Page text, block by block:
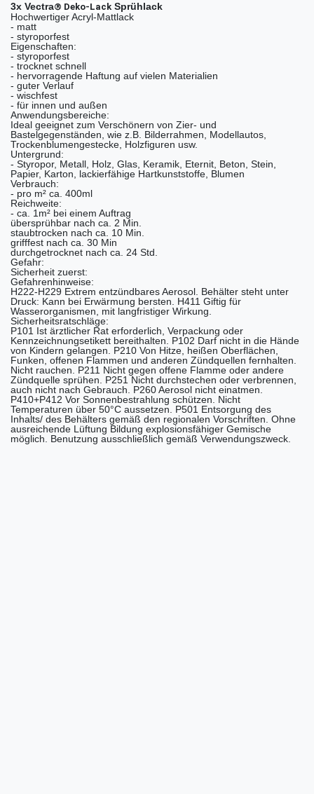
3x Vectra® Deko-Lack Sprühlack
Hochwertiger Acryl-Mattlack
- matt
- styroporfest
Eigenschaften:
- styroporfest
- trocknet schnell
- hervorragende Haftung auf vielen Materialien
- guter Verlauf
- wischfest
- für innen und außen
Anwendungsbereiche:
Ideal geeignet zum Verschönern von Zier- und
Bastelgegenständen, wie z.B. Bilderrahmen, Modellautos,
Trockenblumengestecke, Holzfiguren usw.
Untergrund:
- Styropor, Metall, Holz, Glas, Keramik, Eternit, Beton, Stein,
Papier, Karton, lackierfähige Hartkunststoffe, Blumen
Verbrauch:
- pro m² ca. 400ml
Reichweite:
- ca. 1m² bei einem Auftrag
übersprühbar nach ca. 2 Min.
staubtrocken nach ca. 10 Min.
grifffest nach ca. 30 Min
durchgetrocknet nach ca. 24 Std.
Gefahr:
Sicherheit zuerst:
Gefahrenhinweise:
H222-H229 Extrem entzündbares Aerosol. Behälter steht unter
Druck: Kann bei Erwärmung bersten. H411 Giftig für
Wasserorganismen, mit langfristiger Wirkung.
Sicherheitsratschläge:
P101 Ist ärztlicher Rat erforderlich, Verpackung oder
Kennzeichnungsetikett bereithalten. P102 Darf nicht in die Hände
von Kindern gelangen. P210 Von Hitze, heißen Oberflächen,
Funken, offenen Flammen und anderen Zündquellen fernhalten.
Nicht rauchen. P211 Nicht gegen offene Flamme oder andere
Zündquelle sprühen. P251 Nicht durchstechen oder verbrennen,
auch nicht nach Gebrauch. P260 Aerosol nicht einatmen.
P410+P412 Vor Sonnenbestrahlung schützen. Nicht
Temperaturen über 50°C aussetzen. P501 Entsorgung des
Inhalts/ des Behälters gemäß den regionalen Vorschriften. Ohne
ausreichende Lüftung Bildung explosionsfähiger Gemische
möglich. Benutzung ausschließlich gemäß Verwendungszweck.